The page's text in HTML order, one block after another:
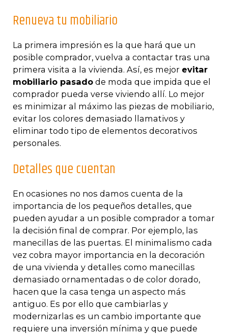
Renueva tu mobiliario
La primera impresión es la que hará que un
posible comprador, vuelva a contactar tras una
primera visita a la vivienda. Así, es mejor evitar
mobiliario pasado de moda que impida que el
comprador pueda verse viviendo allí. Lo mejor
es minimizar al máximo las piezas de mobiliario,
evitar los colores demasiado llamativos y
eliminar todo tipo de elementos decorativos
personales.
Detalles que cuentan
En ocasiones no nos damos cuenta de la
importancia de los pequeños detalles, que
pueden ayudar a un posible comprador a tomar
la decisión final de comprar. Por ejemplo, las
manecillas de las puertas. El minimalismo cada
vez cobra mayor importancia en la decoración
de una vivienda y detalles como manecillas
demasiado ornamentadas o de color dorado,
hacen que la casa tenga un aspecto más
antiguo. Es por ello que cambiarlas y
modernizarlas es un cambio importante que
requiere una inversión mínima y que puede